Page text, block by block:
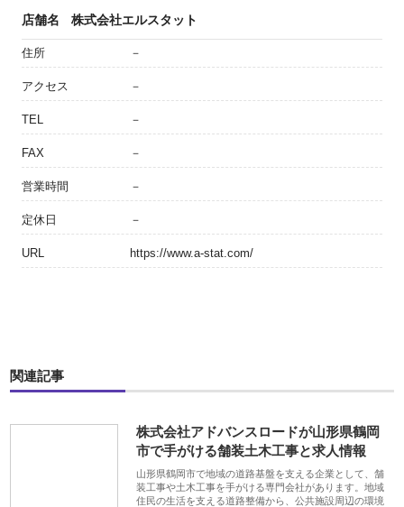
店舗名 株式会社エルスタット
住所 －
アクセス －
TEL －
FAX －
営業時間 －
定休日 －
URL https://www.a-stat.com/
関連記事
株式会社アドバンスロードが山形県鶴岡
市で手がける舗装土木工事と求人情報
山形県鶴岡市で地域の道路基盤を支える企業として、舗
装工事や土木工事を手がける専門会社があります。地域
住民の生活を支える道路整備から、公共施設周辺の環境